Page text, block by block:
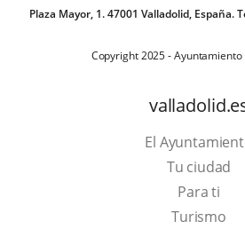
Plaza Mayor, 1. 47001 Valladolid, España.
Copyright 2025 - Ayuntamiento
El
Tu ciudad
Para ti
TurismoThis